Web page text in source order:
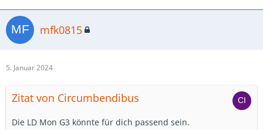
mfk0815
5. Januar 2024
Zitat von Circumbendibus
Die LD Mon G3 könnte für dich passend sein.